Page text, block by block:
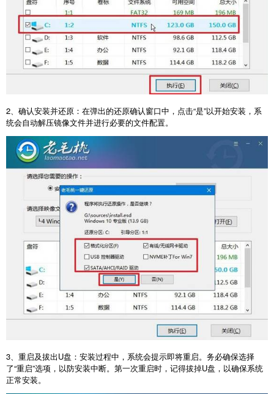
2、确认安装并还原：在弹出的还原确认窗口中，点击“是”以开始安装，系
统会自动解压镜像文件并进行必要的文件配置。
3 、重启及拔出U盘：安装过程中，系统会提示即将重启。务必确保选择
了“重启”选项，以防安装中断。第一次重启时，记得拔掉U盘，以确保系统
正常安装。